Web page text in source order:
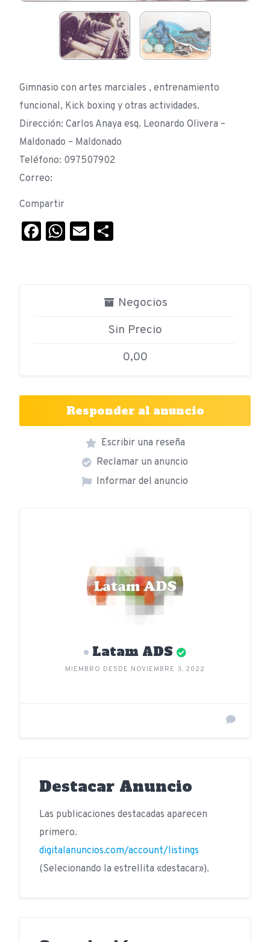
Gimnasio con artes marciales , entrenamiento
funcional, Kick boxing y otras actividades.
Dirección: Carlos Anaya esq. Leonardo Olivera –
Maldonado – Maldonado
Teléfono: 097507902
Correo:
Compartir
Facebook
WhatsApp
Email
Negocios
Sin Precio
0,00
Responder al anuncio
Escribir una reseña
Reclamar un anuncio
Informar del anuncio
Latam ADS
MIEMBRO DESDE NOVIEMBRE 3, 2022
Destacar Anuncio
Las publicaciones destacadas aparecen
primero.
digitalanuncios.com/account/listings
(Selecionando la estrellita «destacar»).